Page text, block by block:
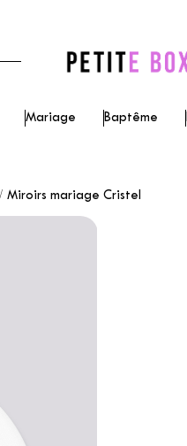
Mariage Baptême
Miroirs mariage Cristel